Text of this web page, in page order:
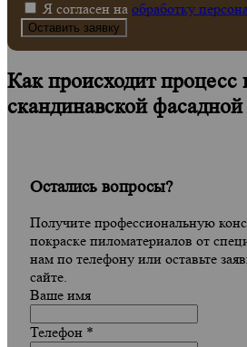
Я согласен на обработку
Как происходит процесс
скандинавской
Остались вопросы?
Получите профессиональную
покраске пиломатериалов от
нам по телефону или оставьте
сайте.
Ваше имя
Телефон *